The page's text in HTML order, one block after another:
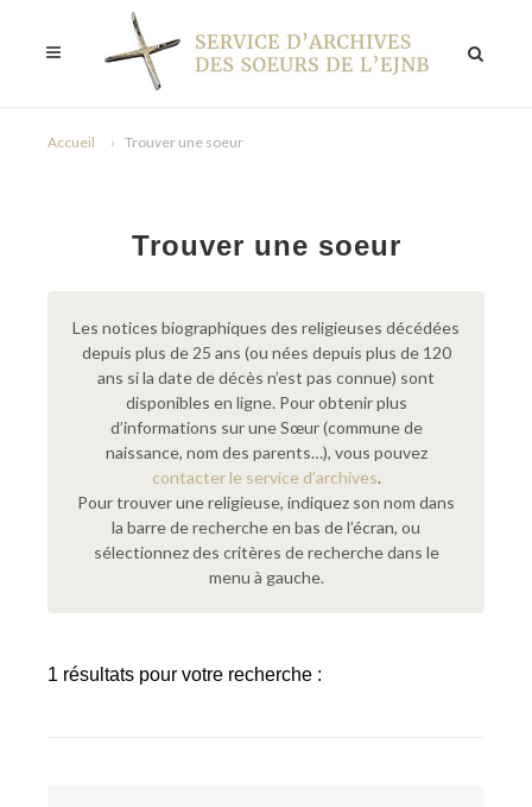
Accueil Trouver une soeur
Trouver une soeur
Les notices biographiques des religieuses décédées
depuis plus de 25 ans (ou nées depuis plus de 120
ans si la date de décès n’est pas connue) sont
disponibles en ligne. Pour obtenir plus
d’informations sur une Sœur (commune de
naissance, nom des parents…), vous pouvez
contacter le service d’archives.
Pour trouver une religieuse, indiquez son nom dans
la barre de recherche en bas de l’écran, ou
sélectionnez des critères de recherche dans le
menu à gauche.
1 résultats pour votre recherche :